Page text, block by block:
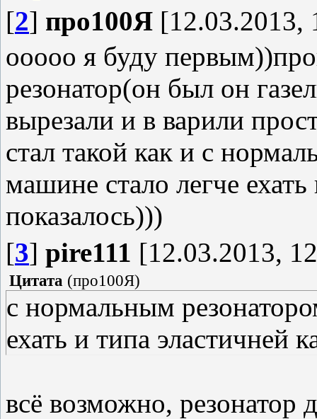
[2] про100Я [12.03.2013,
ооооо я буду
резонатор(он был он
вырезали и в варили
стал такой как и с
машине стало легче
показалось)))
[3] pire111 [12.03.2013,
Цитата (про100Я)
с нормальным
ехать и типа эластичней
всё возможно, резонатор